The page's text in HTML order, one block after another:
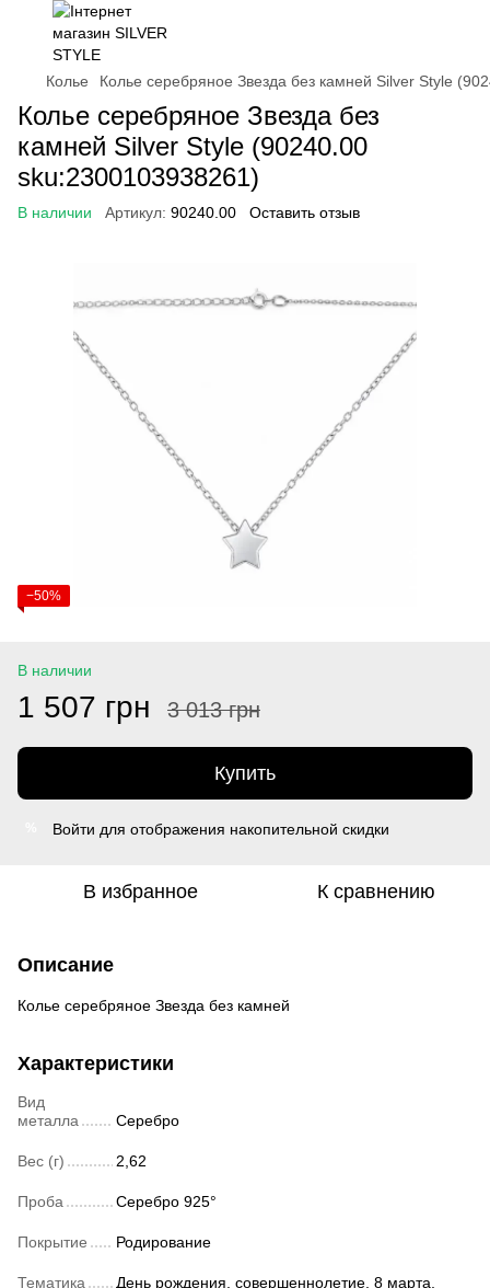
Колье Колье серебряное Звезда без камней Silver Style
Колье серебряное Звезда без
камней Silver Style (90240.00
sku:2300103938261)
В наличии Артикул: 90240.00 Оставить отзыв
−50%
В наличии
1 507 грн 3 013 грн
Купить
Войти для отображения накопительной скидки
В избранное К сравнению
Описание
Колье серебряное Звезда без камней
Характеристики
Вид
металла
Серебро
Вес (г) 2,62
Проба Серебро 925°
Покрытие Родирование
Тематика
День рождения, совершеннолетие, 8 марта,